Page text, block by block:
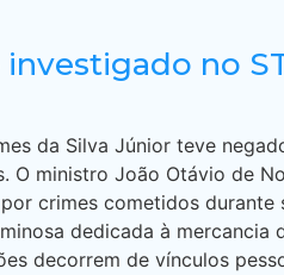
no
da Silva Júnior teve
O ministro João Otávio de
crimes cometidos durante
dedicada à mercancia
decorrem de vínculos